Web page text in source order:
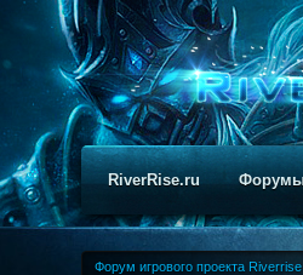
RiverRise.ru
Форум игрового проекта Riverrise